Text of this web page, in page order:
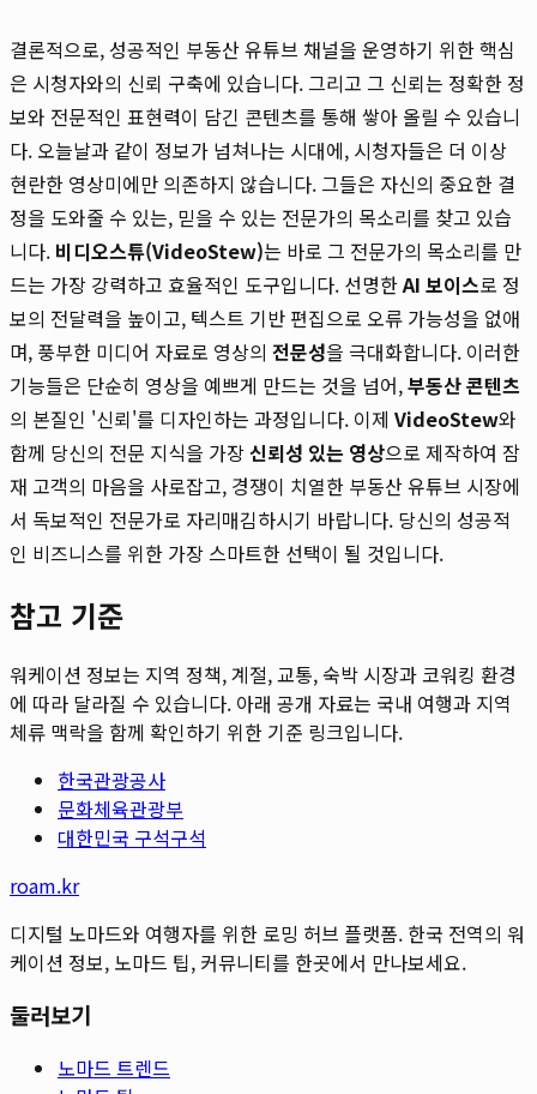
결론적으로, 성공적인 부동산 유튜브 채널을 운영하기 위한 핵심
은 시청자와의 신뢰 구축에 있습니다. 그리고 그 신뢰는 정확한 정
보와 전문적인 표현력이 담긴 콘텐츠를 통해 쌓아 올릴 수 있습니
다. 오늘날과 같이 정보가 넘쳐나는 시대에, 시청자들은 더 이상
현란한 영상미에만 의존하지 않습니다. 그들은 자신의 중요한 결
정을 도와줄 수 있는, 믿을 수 있는 전문가의 목소리를 찾고 있습
니다. 비디오스튜(VideoStew)는 바로 그 전문가의 목소리를 만
드는 가장 강력하고 효율적인 도구입니다. 선명한AI 보이스로 정
보의 전달력을 높이고, 텍스트 기반 편집으로 오류 가능성을 없애
며, 풍부한 미디어 자료로 영상의 전문성을 극대화합니다. 이러한
기능들은 단순히 영상을 예쁘게 만드는 것을 넘어,부동산 콘텐츠
의 본질인 '신뢰'를 디자인하는 과정입니다. 이제 VideoStew와
함께 당신의 전문 지식을 가장신뢰성 있는 영상으로 제작하여 잠
재 고객의 마음을 사로잡고, 경쟁이 치열한 부동산 유튜브 시장에
서 독보적인 전문가로 자리매김하시기 바랍니다. 당신의 성공적
인 비즈니스를 위한 가장 스마트한 선택이 될 것입니다.
참고 기준
워케이션 정보는 지역 정책, 계절, 교통, 숙박 시장과 코워킹 환경
에 따라 달라질 수 있습니다. 아래 공개 자료는 국내 여행과 지역
체류 맥락을 함께 확인하기 위한 기준 링크입니다.
한국관광공사
문화체육관광부
대한민국 구석구석
roam.kr
디지털 노마드와 여행자를 위한 로밍 허브 플랫폼. 한국 전역의 워
케이션 정보, 노마드 팁, 커뮤니티를 한곳에서 만나보세요.
둘러보기
노마드 트렌드